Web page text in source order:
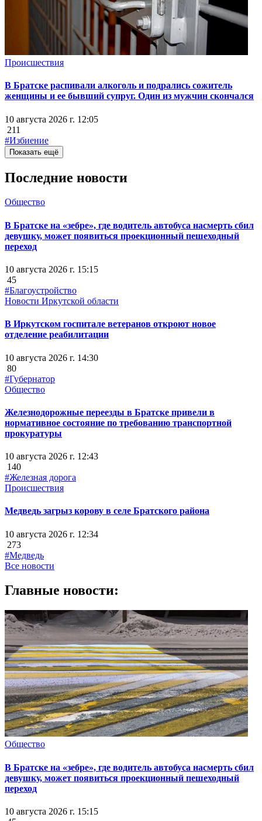
Происшествия
В Братске распивали алкоголь и подрались сожитель
женщины и ее бывший супруг. Один из мужчин скончался
10 августа 2026 г. 12:05
211
#Избиение
Показать ещё
Последние новости
Общество
В Братске на «зебре», где водитель автобуса насмерть сбил
девушку, может появиться проекционный пешеходный
переход
10 августа 2026 г. 15:15
45
#Благоустройство
Новости Иркутской области
В Иркутском госпитале ветеранов откроют новое
отделение реабилитации
10 августа 2026 г. 14:30
80
#Губернатор
Общество
Железнодорожные переезды в Братске привели в
нормативное состояние по требованию транспортной
прокуратуры
10 августа 2026 г. 12:43
140
#Железная дорога
Происшествия
Медведь загрыз корову в селе Братского района
10 августа 2026 г. 12:34
273
#Медведь
Все новости
Главные новости:
Общество
В Братске на «зебре», где водитель автобуса насмерть сбил
девушку, может появиться проекционный пешеходный
переход
10 августа 2026 г. 15:15